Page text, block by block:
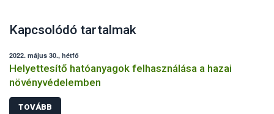
Kapcsolódó tartalmak
2022. május 30., hétfő
Helyettesítő hatóanyagok felhasználása a hazai
növényvédelemben
TOVÁBB